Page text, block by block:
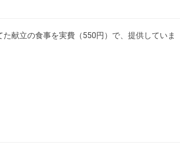
献立の食事を実費（550円）で、提供していま